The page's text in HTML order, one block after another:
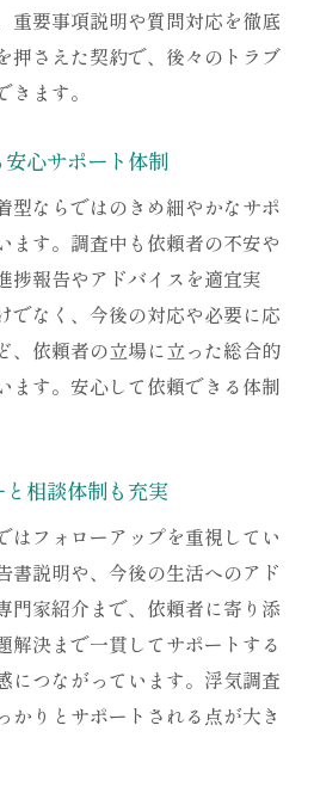
重要事項説明や質問対応を徹底
押さえた契約で、後々のトラブ
ます。
心サポート体制
型ならではのきめ細やかなサポ
ます。調査中も依頼者の不安や
捗報告やアドバイスを適宜実
でなく、今後の対応や必要に応
、依頼者の立場に立った総合的
ます。安心して依頼できる体制
相談体制も充実
はフォローアップを重視してい
書説明や、今後の生活へのアド
門家紹介まで、依頼者に寄り添
解決まで一貫してサポートする
につながっています。浮気調査
かりとサポートされる点が大き